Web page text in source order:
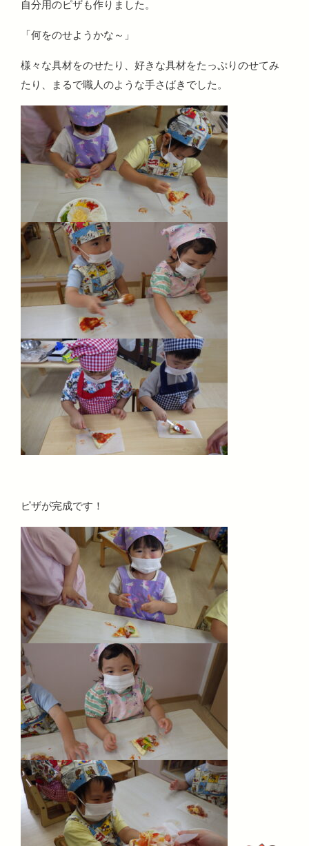
自分用のピザも作りました。
「何をのせようかな～」
様々な具材をのせたり、好きな具材をたっぷりのせてみ
たり、まるで職人のような手さばきでした。
ピザが完成です！